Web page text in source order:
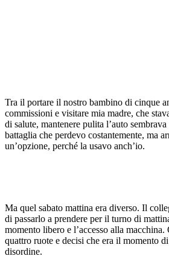
Tra il portare il nostro bambino di cinque
commissioni e visitare mia madre, che
di salute, mantenere pulita l’auto
battaglia che perdevo costantemente, ma
un’opzione, perché la usavo anch’io.
Ma quel sabato mattina era diverso. Il
di passarlo a prendere per il turno di
momento libero e l’accesso alla macchina.
quattro ruote e decisi che era il momento
disordine.